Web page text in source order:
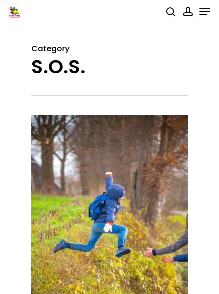
Skip
Category
S.O.S.